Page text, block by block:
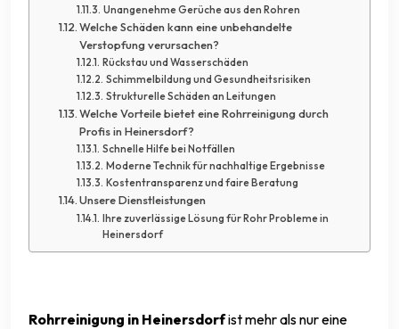
Unangenehme Gerüche aus den Rohren
Welche Schäden kann eine unbehandelte
Verstopfung verursachen?
Rückstau und Wasserschäden
Schimmelbildung und Gesundheitsrisiken
Strukturelle Schäden an Leitungen
Welche Vorteile bietet eine Rohrreinigung durch
Profis in Heinersdorf?
Schnelle Hilfe bei Notfällen
Moderne Technik für nachhaltige Ergebnisse
Kostentransparenz und faire Beratung
Unsere Dienstleistungen
Ihre zuverlässige Lösung für Rohr Probleme in
Heinersdorf
Rohrreinigung in Heinersdorfist mehr als nur eine